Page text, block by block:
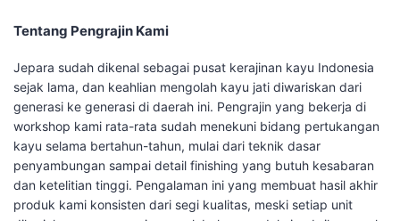
Tentang Pengrajin Kami
Jepara sudah dikenal sebagai pusat kerajinan kayu Indonesia
sejak lama, dan keahlian mengolah kayu jati diwariskan dari
generasi ke generasi di daerah ini. Pengrajin yang bekerja di
workshop kami rata-rata sudah menekuni bidang pertukangan
kayu selama bertahun-tahun, mulai dari teknik dasar
penyambungan sampai detail finishing yang butuh kesabaran
dan ketelitian tinggi. Pengalaman ini yang membuat hasil akhir
produk kami konsisten dari segi kualitas, meski setiap unit